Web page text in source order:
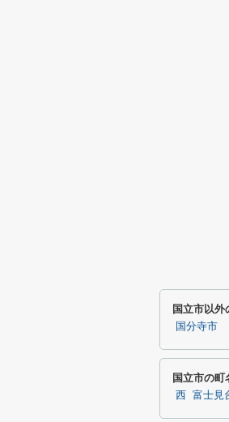
国立市以外
国分寺市
国立市の町
西 富士見